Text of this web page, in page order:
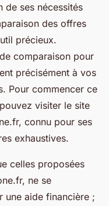
de ses nécessités
des offres
précieux.
comparaison pour
précisément à vos
Pour commencer ce
visiter le site
connu pour ses
exhaustives.
celles proposées
ne se
une aide financière ;